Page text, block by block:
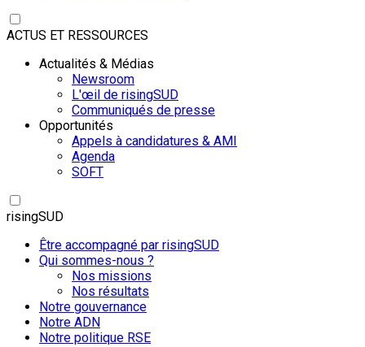
ACTUS ET RESSOURCES
Actualités & Médias
Newsroom
L'œil de risingSUD
Communiqués de presse
Opportunités
Appels à candidatures & AMI
Agenda
SOFT
risingSUD
Être accompagné par risingSUD
Qui sommes-nous ?
Nos missions
Nos résultats
Notre gouvernance
Notre ADN
Notre politique RSE